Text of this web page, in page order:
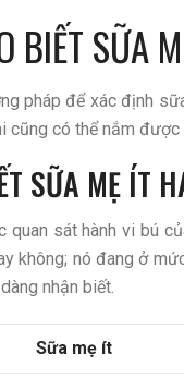
BIẾT SỮA
pháp để xác định
cũng có thể nắm
SỮA MẸ ÍT
quan sát hành vi bú
không; nó đang ở
nhận biết.
Sữa mẹ ít